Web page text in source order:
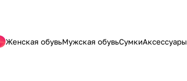
Женская обувьМужская обувьСумкиАксессуары